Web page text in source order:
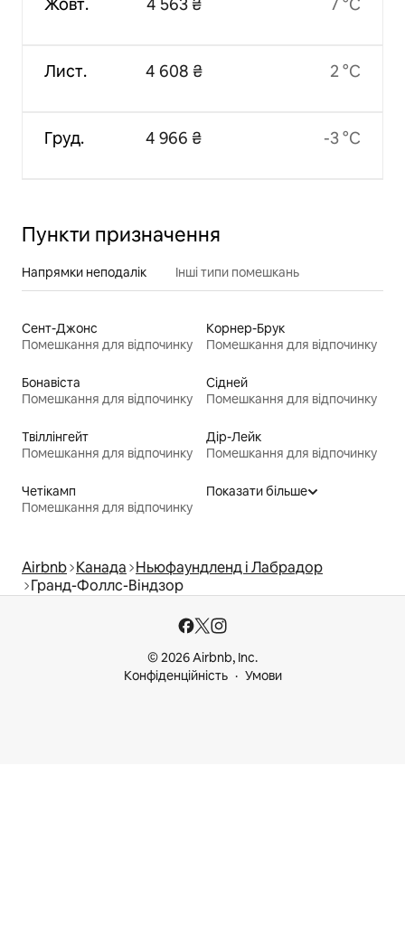
Лист.
Груд.
4 608 ₴
4 966 ₴
2 °C
-3 °C
Пункти призначення
Напрямки неподалік Інші типи помешкань
Сент-Джонс
Помешкання для відпочинку
Корнер-Брук
Помешкання для відпочинку
Бонавіста
Помешкання для відпочинку
Сідней
Помешкання для відпочинку
Твіллінгейт
Помешкання для відпочинку
Дір-Лейк
Помешкання для відпочинку
Четікамп
Помешкання для відпочинку
Показати більше
Airbnb Канада Ньюфаундленд і Лабрадор
Гранд-Фоллс-Віндзор
© 2026 Airbnb, Inc.
Конфіденційність
Умови